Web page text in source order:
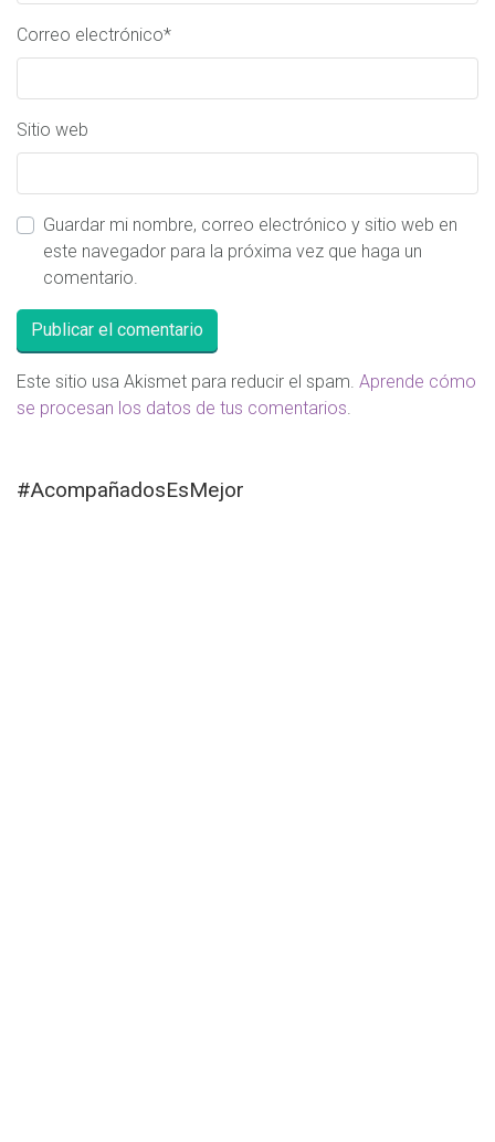
Correo electrónico*
Sitio web
Guardar mi nombre, correo electrónico y sitio web en
este navegador para la próxima vez que haga un
comentario.
Este sitio usa Akismet para reducir el spam. Aprende cómo
se procesan los datos de tus comentarios
#AcompañadosEsMejor